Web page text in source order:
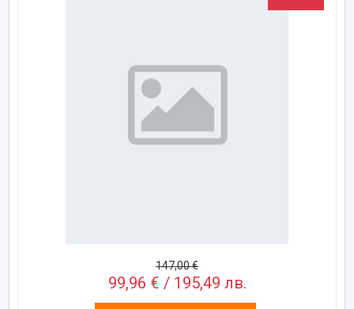
147,00 €
99,96 € / 195,49 лв.